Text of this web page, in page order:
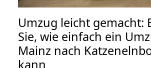
Umzug leicht gemacht:
Sie, wie einfach ein
Mainz nach
kann